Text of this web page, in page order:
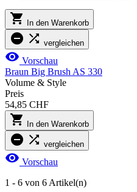
 In den Warenkorb
  vergleichen
 Vorschau
Braun Big Brush AS 330
Volume & Style
Preis
54,85 CHF
 In den Warenkorb
  vergleichen
 Vorschau
1 - 6 von 6 Artikel(n)